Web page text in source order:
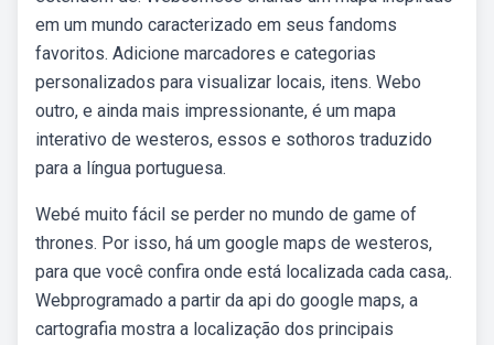
em um mundo caracterizado em seus fandoms
favoritos. Adicione marcadores e categorias
personalizados para visualizar locais, itens. Webo
outro, e ainda mais impressionante, é um mapa
interativo de westeros, essos e sothoros traduzido
para a língua portuguesa.
Webé muito fácil se perder no mundo de game of
thrones. Por isso, há um google maps de westeros,
para que você confira onde está localizada cada casa,.
Webprogramado a partir da api do google maps, a
cartografia mostra a localização dos principais